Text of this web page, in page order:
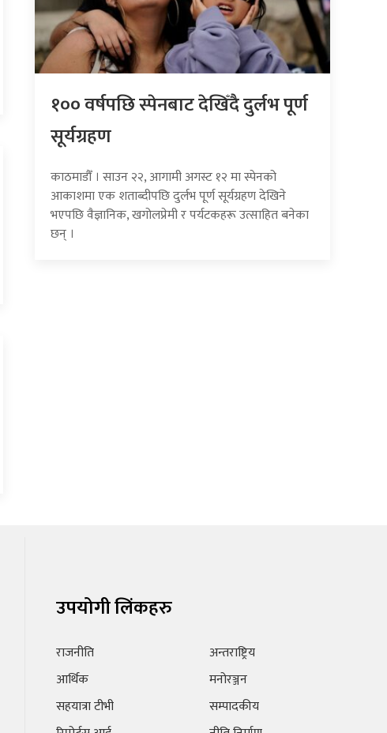
१०० वर्षपछि स्पेनबाट देखिँदै दुर्लभ पूर्ण
सूर्यग्रहण
काठमाडौँ । साउन २२, आगामी अगस्ट १२ मा स्पेनको
आकाशमा एक शताब्दीपछि दुर्लभ पूर्ण सूर्यग्रहण देखिने
भएपछि वैज्ञानिक, खगोलप्रेमी र पर्यटकहरू उत्साहित बनेका
छन् ।
उपयोगी लिंकहरु
राजनीति
आर्थिक
सहयात्रा टीभी
अन्तराष्ट्रिय
मनोरञ्जन
सम्पादकीय